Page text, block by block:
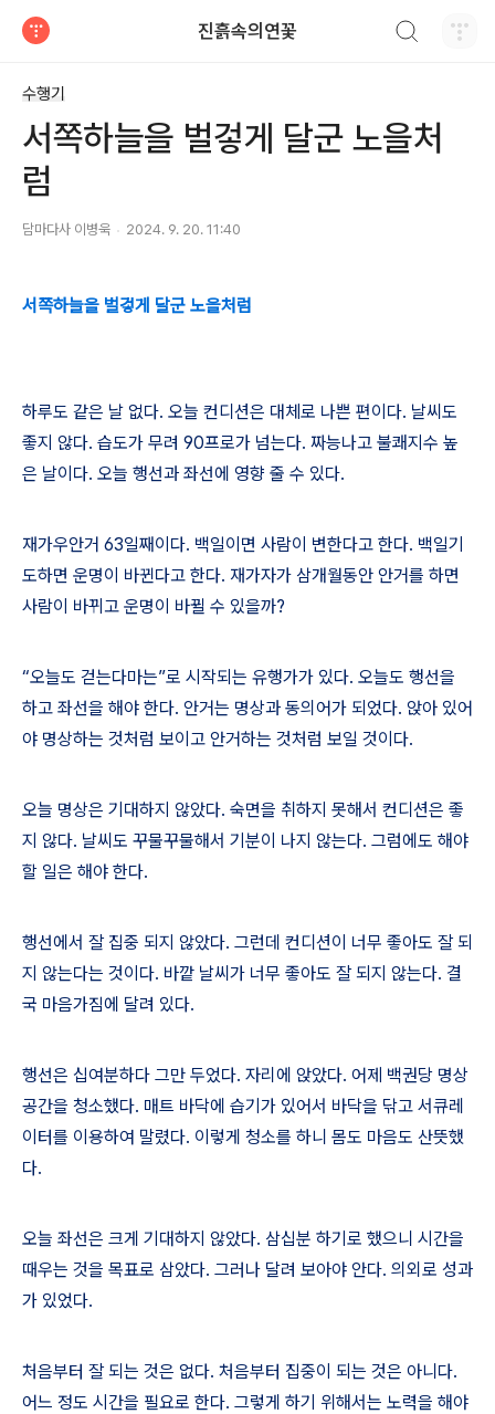
진흙속의연꽃
수행기
서쪽하늘을 벌겋게 달군 노을처
럼
담마다사 이병욱 2024. 9. 20. 11:40
서쪽하늘을 벌겋게 달군 노을처럼
하루도 같은 날 없다. 오늘 컨디션은 대체로 나쁜 편이다. 날씨도
좋지 않다. 습도가 무려 90프로가 넘는다. 짜능나고 불쾌지수 높
은 날이다. 오늘 행선과 좌선에 영향 줄 수 있다.
재가우안거 63일째이다. 백일이면 사람이 변한다고 한다. 백일기
도하면 운명이 바뀐다고 한다. 재가자가 삼개월동안 안거를 하면
사람이 바뀌고 운명이 바뀔 수 있을까?
“오늘도 걷는다마는”로 시작되는 유행가가 있다. 오늘도 행선을
하고 좌선을 해야 한다. 안거는 명상과 동의어가 되었다. 앉아 있어
야 명상하는 것처럼 보이고 안거하는 것처럼 보일 것이다.
오늘 명상은 기대하지 않았다. 숙면을 취하지 못해서 컨디션은 좋
지 않다. 날씨도 꾸물꾸물해서 기분이 나지 않는다. 그럼에도 해야
할 일은 해야 한다.
행선에서 잘 집중 되지 않았다. 그런데 컨디션이 너무 좋아도 잘 되
지 않는다는 것이다. 바깥 날씨가 너무 좋아도 잘 되지 않는다. 결
국 마음가짐에 달려 있다.
행선은 십여분하다 그만 두었다. 자리에 앉았다. 어제 백권당 명상
공간을 청소했다. 매트 바닥에 습기가 있어서 바닥을 닦고 서큐레
이터를 이용하여 말렸다. 이렇게 청소를 하니 몸도 마음도 산뜻했
다.
오늘 좌선은 크게 기대하지 않았다. 삼십분 하기로 했으니 시간을
때우는 것을 목표로 삼았다. 그러나 달려 보아야 안다. 의외로 성과
가 있었다.
처음부터 잘 되는 것은 없다. 처음부터 집중이 되는 것은 아니다.
어느 정도 시간을 필요로 한다. 그렇게 하기 위해서는 노력을 해야